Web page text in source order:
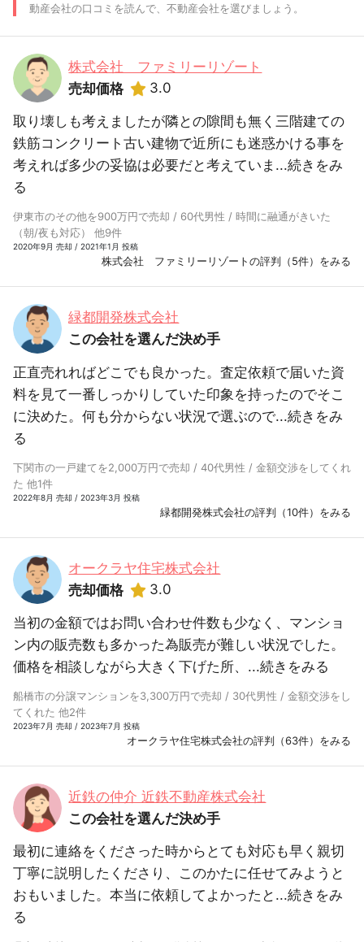
動産会社の口コミを読んで、不動産会社を選びましょう。
株式会社 ファミリーリゾート
売却価格
3.0
取り壊しも考えましたが隣との隙間も無く三階建ての
鉄筋コンクリート古い建物で近所にも迷惑かける事を
考えれば多少の妥協は必要だと考えていま...続きをみ
る
伊東市のその他を900万円で売却 / 60代男性 / 時間に融通がきいた
（朝/夜も対応） 他9件
2020年9月 売却 / 2021年1月 投稿
株式会社 ファミリーリゾートの評判（5件）をみる
緑都開発株式会社
この会社を選んだ決め手
正直売れればどこでも良かった。査定依頼で届いた資
料を見て一番しっかりしていた印象を持ったのでそこ
に決めた。何も分からない状況で選ぶので...続きをみ
る
下関市の一戸建てを2,000万円で売却 / 40代男性 / 金額交渉をしてくれ
た 他1件
2022年8月 売却 / 2023年3月 投稿
緑都開発株式会社の評判（10件）をみる
オークラヤ住宅株式会社
売却価格
3.0
当初の金額ではお問い合わせ件数も少なく、マンショ
ン内の販売数も多かった為販売が難しい状況でした。
価格を相談しながら大きく下げた所、...続きをみる
船橋市の分譲マンションを3,300万円で売却 / 30代男性 / 金額交渉をし
てくれた 他2件
2023年7月 売却 / 2023年7月 投稿
オークラヤ住宅株式会社の評判（63件）をみる
近鉄の仲介 近鉄不動産株式会社
この会社を選んだ決め手
最初に連絡をくださった時からとても対応も早く親切
丁寧に説明したくださり、このかたに任せてみようと
おもいました。本当に依頼してよかったと...続きをみ
る